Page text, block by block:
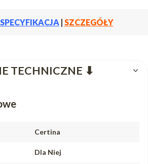
SPECYFIKACJA | SZCZEGÓŁY
TECHNICZNE ⬇
Certina
Dla Niej